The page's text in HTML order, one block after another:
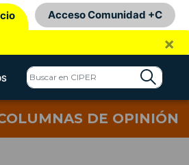
Acceso Comunidad +C
×
DE OPINIÓN